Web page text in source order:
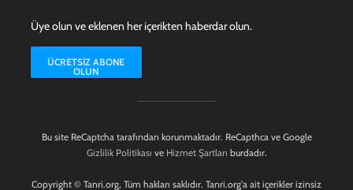
Üye olun ve eklenen her içerikten haberdar olun.
ÜCRETSIZ ABONE
OLUN
Bu site ReCaptcha tarafından korunmaktadır. ReCapthca ve Google
Gizlilik Politikası ve Hizmet Şartları burdadır.
Copyright © Tanri.org, Tüm hakları saklıdır. Tanri.org'a ait içerikler izinsiz